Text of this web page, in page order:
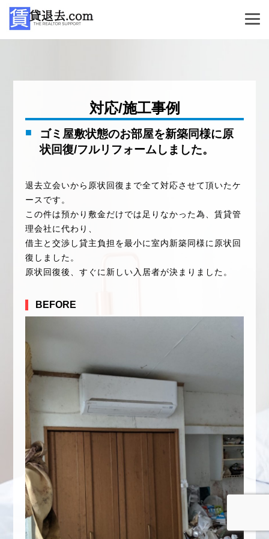
対応/施工事例
ゴミ屋敷状態のお部屋を新築同様に原
状回復/フルリフォームしました。
退去立会いから原状回復まで全て対応させて頂いたケ
ースです。
この件は預かり敷金だけでは足りなかった為、賃貸管
理会社に代わり、
借主と交渉し貸主負担を最小に室内新築同様に原状回
復しました。
原状回復後、すぐに新しい入居者が決まりました。
BEFORE